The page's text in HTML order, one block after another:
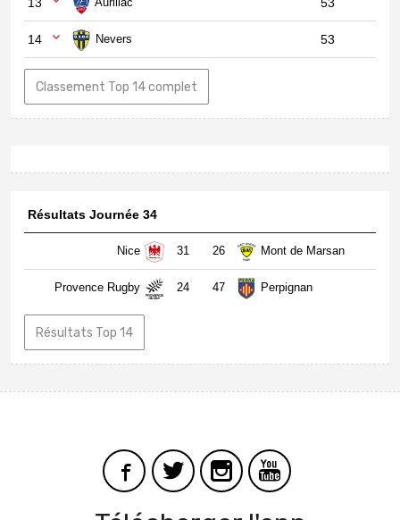
13 53
14 Nevers 53
Classement Top 14 complet
Résultats Journée 34
Nice 31 26 Mont de Marsan
Provence Rugby 24 47 Perpignan
Résultats Top 14